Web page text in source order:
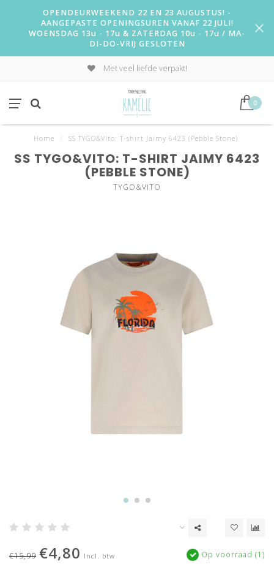
OPENDEURWEEKEND 22 EN 23 AUGUSTUS! -
AANGEPASTE OPENINGSUREN VANAF 22 JULI!
WOENSDAG 13u - 17u & ZATERDAG 10u - 17u / MA-
DI-DO-VRIJ GESLOTEN
Met veel liefde verpakt!
0
Home SS TYGO&Vito: T-shirt Jaimy 6423 (Pebble Stone)
SS TYGO&VITO: T-SHIRT JAIMY 6423
(PEBBLE STONE)
TYGO&VITO
€15,99 €4,80 Incl. btw Op voorraad (1)